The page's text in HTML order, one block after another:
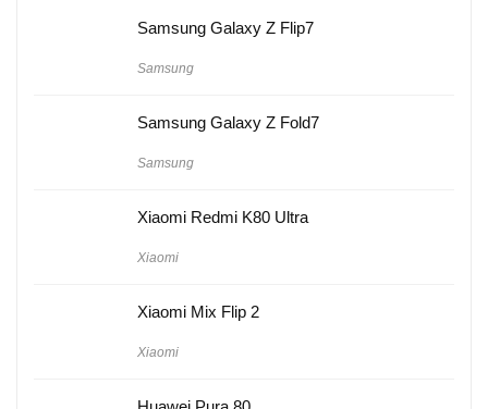
Samsung Galaxy Z Flip7
Samsung
Samsung Galaxy Z Fold7
Samsung
Xiaomi Redmi K80 Ultra
Xiaomi
Xiaomi Mix Flip 2
Xiaomi